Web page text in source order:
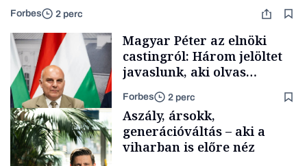
Forbes 2 perc
Magyar Péter az elnöki
castingról: Három jelöltet
javaslunk, aki olvas
híreket, nem fog
meglepődni
Forbes 2 perc
Aszály, ársokk,
generációváltás – aki a
viharban is előre néz